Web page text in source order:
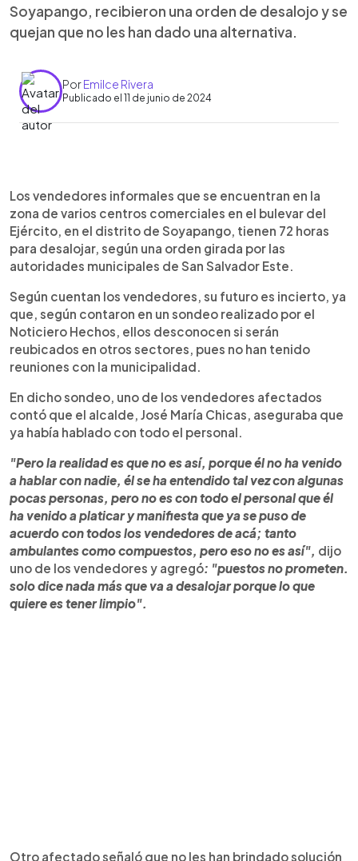
Soyapango, recibieron una orden de desalojo y se
quejan que no les han dado una alternativa.
PorEmilce Rivera
Publicado el 11 de junio de 2024
Escuchar artículo
Los vendedores informales que se encuentran en la
zona de varios centros comerciales en el bulevar del
Ejército, en el distrito de Soyapango, tienen 72 horas
para desalojar, según una orden girada por las
autoridades municipales de San Salvador Este.
Según cuentan los vendedores, su futuro es incierto, ya
que, según contaron en un sondeo realizado por el
Noticiero Hechos, ellos desconocen si serán
reubicados en otros sectores, pues no han tenido
reuniones con la municipalidad.
En dicho sondeo, uno de los vendedores afectados
contó que el alcalde, José María Chicas, aseguraba que
ya había hablado con todo el personal.
"Pero la realidad es que no es así, porque él no ha venido
a hablar con nadie, él se ha entendido tal vez con algunas
pocas personas, pero no es con todo el personal que él
ha venido a platicar y manifiesta que ya se puso de
acuerdo con todos los vendedores de acá; tanto
ambulantes como compuestos, pero eso no es así", dijo
uno de los vendedores y agregó: "puestos no prometen.
solo dice nada más que va a desalojar porque lo que
quiere es tener limpio".
Otro afectado señaló que no les han brindado solución